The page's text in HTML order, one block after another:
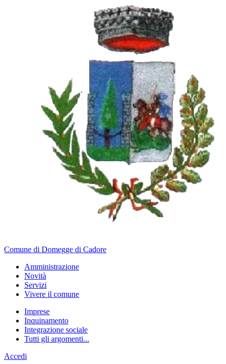
Comune di Domegge di Cadore
Amministrazione
Novità
Servizi
Vivere il comune
Imprese
Inquinamento
Integrazione sociale
Tutti gli argomenti...
Accedi